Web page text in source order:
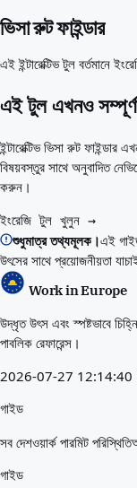
সব দেশ
পরিস্থিতি
পরিচিতি
এজেন্সি
শব্দকোষ
যোগ্যতার
আগমন গাইড
টুলস
ভিসা রুট ফাইন্ডার
দেশ তুলনা
ভিসা তুলনা
ভিসা রুট ফাইন্ডার
এই ইন্টারেক্টিভ টুল বর্তমানে
এই টুল এখনও
ইন্টারেক্টিভ ভিসা রুট
বিষয়বস্তুর সাথে অনুবাদিত
করুন।
ইংরেজি টুল খুলুন →
শুধুমাত্র তথ্যমূলক।এই
উৎসের সাথে প্রয়োজনীয়তা
Work in Europe
উদ্ধৃত উৎস এবং স্পষ্টভাবে
পাবলিক রেফারেন্স।
2026-07-27 12:14:40
গাইড
সব দেশওয়ার্ক পারমিট পরিস্থিতি
গাইড